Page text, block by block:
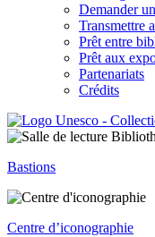
Demander
Transmettre
Prêt entre
Prêt aux
Partenariats
Crédits
Bastions
Centre d’iconographie